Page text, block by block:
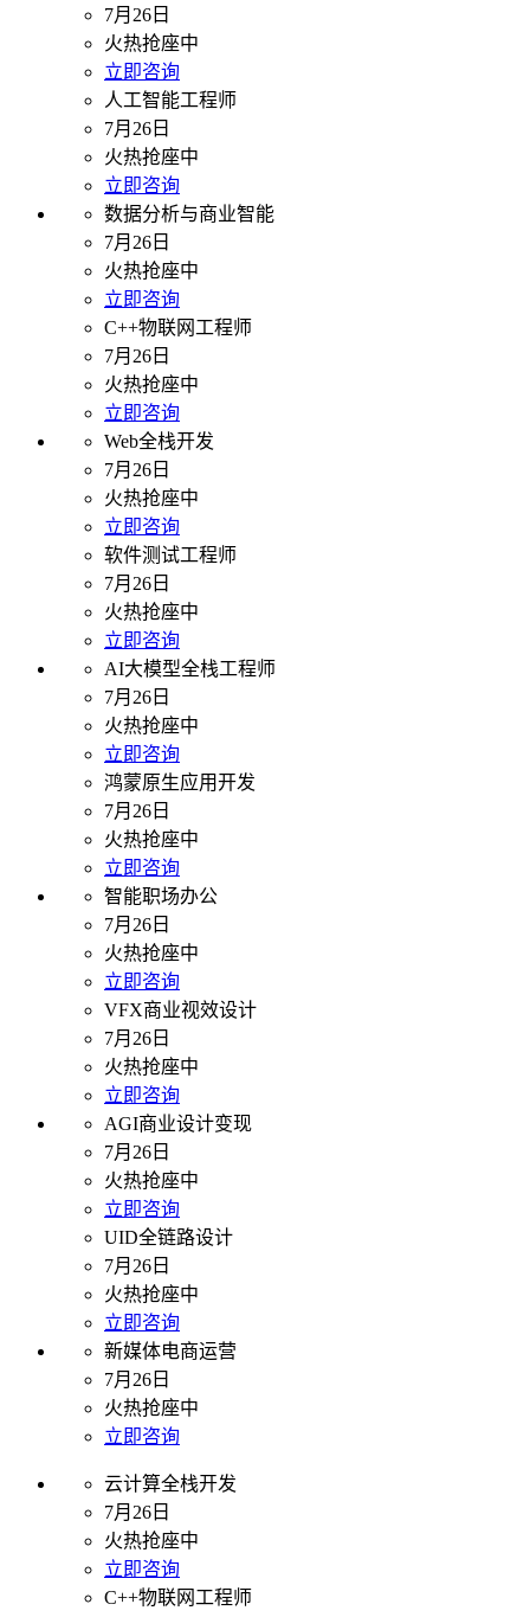
7月26日
火热抢座中
立即咨询
人工智能工程师
7月26日
火热抢座中
立即咨询
数据分析与商业智能
7月26日
火热抢座中
立即咨询
C++物联网工程师
7月26日
火热抢座中
立即咨询
Web全栈开发
7月26日
火热抢座中
立即咨询
软件测试工程师
7月26日
火热抢座中
立即咨询
AI大模型全栈工程师
7月26日
火热抢座中
立即咨询
鸿蒙原生应用开发
7月26日
火热抢座中
立即咨询
智能职场办公
7月26日
火热抢座中
立即咨询
VFX商业视效设计
7月26日
火热抢座中
立即咨询
AGI商业设计变现
7月26日
火热抢座中
立即咨询
UID全链路设计
7月26日
火热抢座中
立即咨询
新媒体电商运营
7月26日
火热抢座中
立即咨询
云计算全栈开发
7月26日
火热抢座中
立即咨询
C++物联网工程师